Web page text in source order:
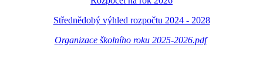
Střednědobý výhled rozpočtu 2024 - 2028
Organizace školního roku 2025-2026.pdf